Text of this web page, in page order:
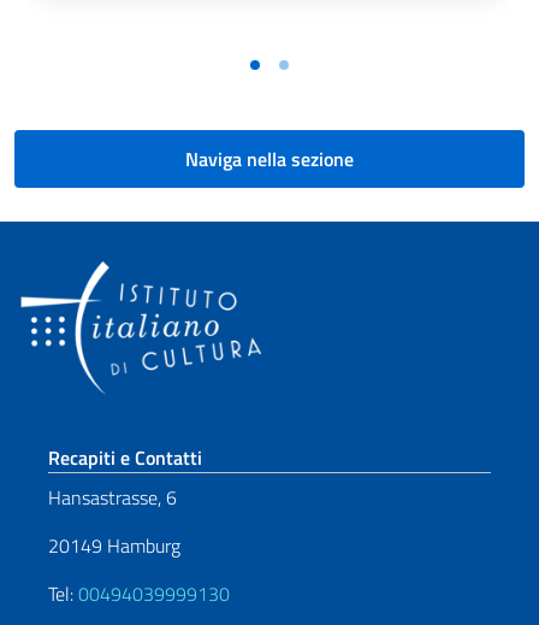
Naviga nella sezione
Sezione footer
Recapiti e Contatti
Hansastrasse, 6
20149 Hamburg
Tel:00494039999130